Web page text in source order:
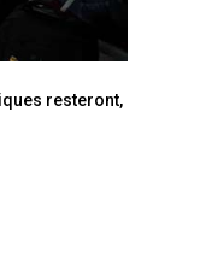
resteront,